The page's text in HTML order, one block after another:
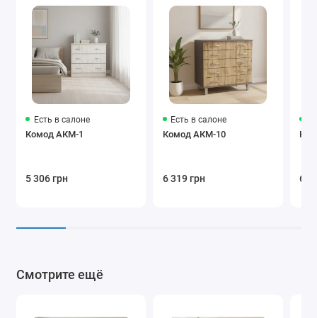
Есть в салоне
Комод АКМ-1
5 306 грн
Есть в салоне
Комод АКМ-10
6 319 грн 6
Смотрите ещё